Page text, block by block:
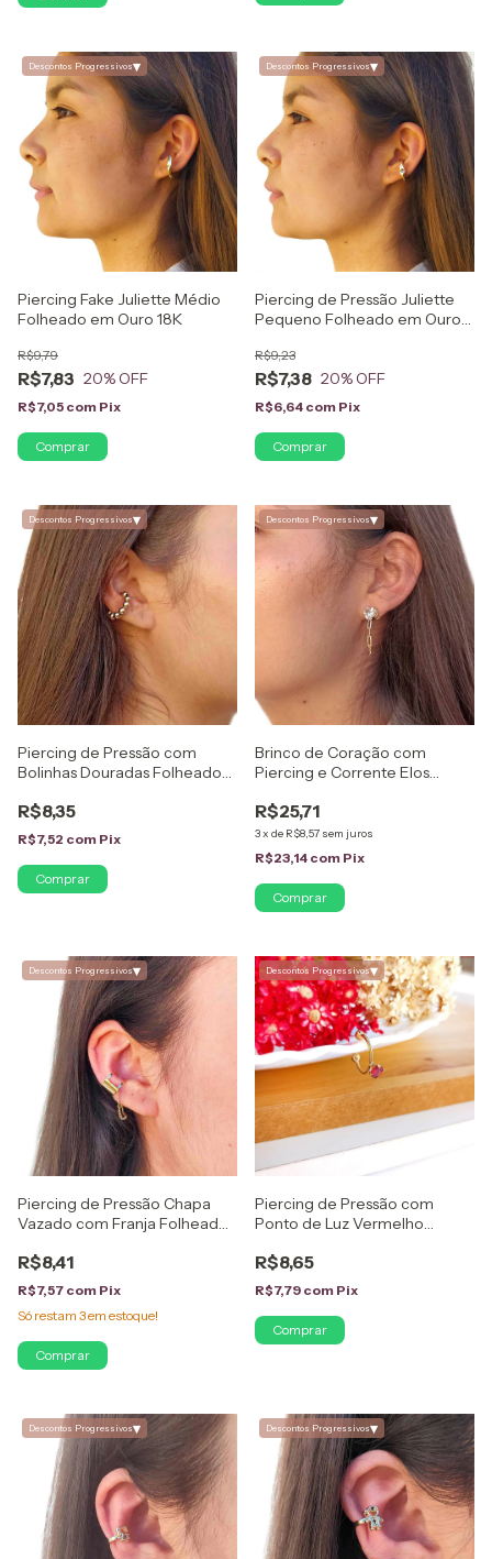
Descontos Progressivos▾
Piercing Fake Juliette Médio
Folheado em Ouro 18K
R$7,83
R$9,79
20% OFF
R$7,05 com Pix
Descontos Progressivos▾
Piercing de Pressão Juliette
Pequeno Folheado em Ouro
R$7,38
R$9,23
20% OFF
R$6,64 com Pix
Descontos Progressivos▾
Piercing de Pressão com
Bolinhas Douradas Folheado
R$8,35
R$7,52 com Pix
Descontos Progressivos▾
Brinco de Coração com
Piercing e Corrente Elos
18K
R$25,71
3x de R$8,57 sem juros
R$23,14 com Pix
Descontos Progressivos▾
Piercing de Pressão Chapa
Vazado com Franja Folheado
R$8,41
R$7,57 com Pix
Só restam 3em estoque!
Descontos Progressivos▾
Piercing de Pressão com
Ponto de Luz Vermelho
R$8,65
R$7,79 com Pix
Descontos Progressivos▾ Descontos Progressivos▾